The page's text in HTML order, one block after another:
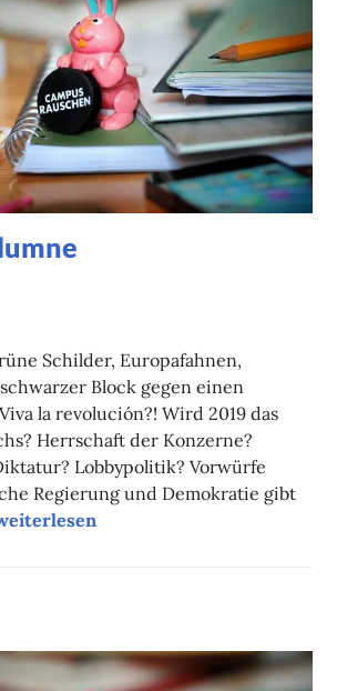
Schilder, Europafahnen,
Block gegen einen
la revolución?! Wird 2019 das
Herrschaft der Konzerne?
Lobbypolitik? Vorwürfe
Regierung und Demokratie gibt